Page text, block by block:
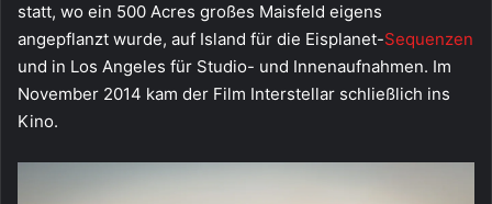
statt, wo ein 500 Acres großes Maisfeld eigens
angepflanzt wurde, auf Island für die Eisplanet-Sequenzen
und in Los Angeles für Studio- und Innenaufnahmen. Im
November 2014 kam der Film Interstellar schließlich ins
Kino.